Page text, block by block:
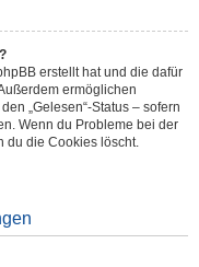
erstellt hat und die dafür
ermöglichen
„Gelesen“-Status – sofern
Wenn du Probleme bei der
du die Cookies löscht.